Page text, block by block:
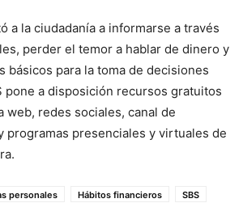
a la ciudadanía a informarse a través
perder el temor a hablar de dinero y
básicos para la toma de decisiones
pone a disposición recursos gratuitos
web, redes sociales, canal de
programas presenciales y virtuales de
personales Hábitos financieros SBS